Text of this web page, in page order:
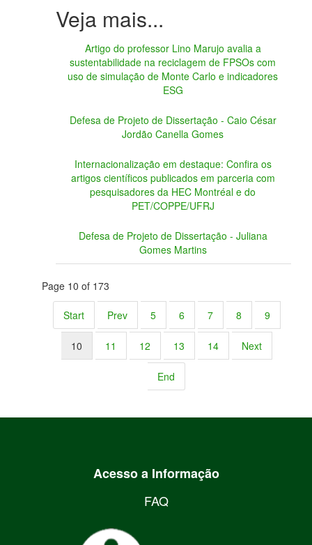
Artigo do professor Lino Marujo avalia a
sustentabilidade na reciclagem de FPSOs com
uso de simulação de Monte Carlo e indicadores
ESG
Defesa de Projeto de Dissertação - Caio César
Jordão Canella Gomes
Internacionalização em destaque: Confira os
artigos científicos publicados em parceria com
pesquisadores da HEC Montréal e do
PET/COPPE/UFRJ
Defesa de Projeto de Dissertação - Juliana
Gomes Martins
Page 10 of 173
Start Prev 5 6 7 8 9
10 11 12 13 14 Next
End
Acesso a Informação
FAQ